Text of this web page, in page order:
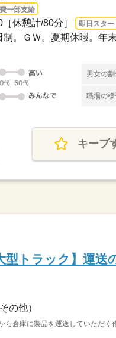
一部支給
休憩計/80分］ 即日スター
。ＧＷ。夏期休暇。年
男女の割
職場の
キープ
型トラック】運送
の他）
ら倉庫に製品を運送していただ